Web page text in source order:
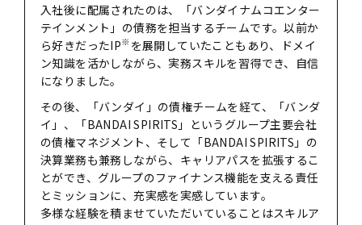
入社後に配属されたのは、「バンダイナムコエンター
テインメント」の債務を担当するチームです。以前か
ら好きだったIP※ を展開していたこともあり、ドメイ
ン知識を活かしながら、実務スキルを習得でき、自信
になりました。
その後、「バンダイ」の債権チームを経て、「バンダ
イ」、「BANDAI SPIRITS」というグループ主要会社
の債権マネジメント、そして「BANDAI SPIRITS」の
決算業務も兼務しながら、キャリアパスを拡張するこ
とができ、グループのファイナンス機能を支える責任
とミッションに、充実感を実感しています。
多様な経験を積ませていただいていることはスキルア